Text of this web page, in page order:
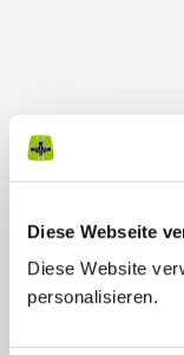
Diese Webseite
Diese Website
personalisieren.